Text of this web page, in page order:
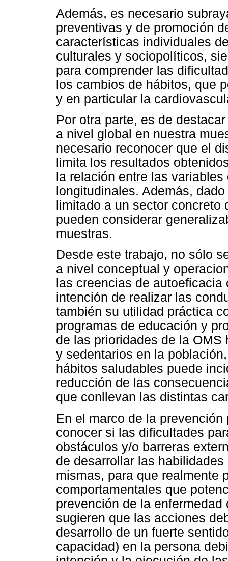
Además, es necesario
preventivas y de promoción
características individuales
culturales y sociopolíticos,
para comprender las
los cambios de hábitos, que
y en particular la
Por otra parte, es de
a nivel global en nuestra
necesario reconocer que el
limita los resultados
la relación entre las
longitudinales. Además,
limitado a un sector
pueden considerar
muestras.
Desde este trabajo, no sólo
a nivel conceptual y
las creencias de
intención de realizar las
también su utilidad práctica
programas de educación y
de las prioridades de la
y sedentarios en la
hábitos saludables puede
reducción de las
que conllevan las distintas
En el marco de la
conocer si las dificultades
obstáculos y/o barreras
de desarrollar las
mismas, para que realmente
comportamentales que
prevención de la
sugieren que las acciones
desarrollo de un fuerte
capacidad) en la persona